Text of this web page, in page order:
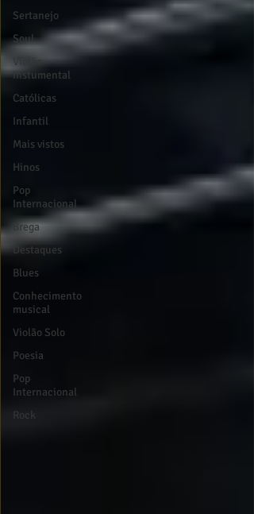
Sertanejo
Soul
Violão
instumental
Católicas
Infantil
Mais vistos
Hinos
Pop
Internacional
Brega
Destaques
Blues
Conhecimento
musical
Violão Solo
Poesia
Pop
Internacional
Rock